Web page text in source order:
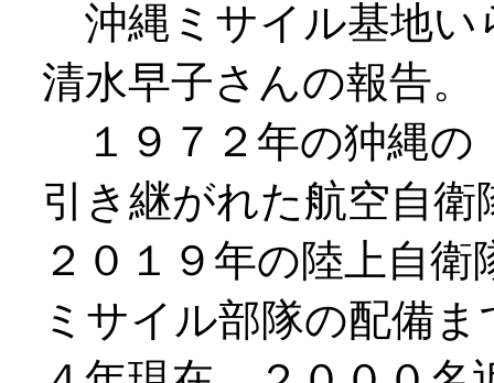
沖縄ミサイル基地い
清水早子さんの報告。
１９７２年の狆縄の
引き継がれた航空自
２０１９年の陸上自
ミサイル部隊の配備